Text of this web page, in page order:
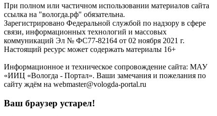
При полном или частичном использовании материалов сайта
ссылка на "вологда.рф" обязательна.
Зарегистрировано Федеральной службой по надзору в сфере
связи, информационных технологий и массовых
коммуникаций Эл № ФС77-82164 от 02 ноября 2021 г.
Настоящий ресурс может содержать материалы 16+
Информационное и техническое сопровождение сайта: МАУ
«ИИЦ «Вологда - Портал». Ваши замечания и пожелания по
сайту ждём на webmaster@vologda-portal.ru
Ваш браузер устарел!